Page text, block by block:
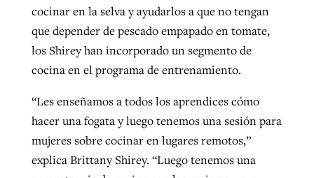
cocinar en la selva y ayudarlos a que no tengan
que depender de pescado empapado en tomate,
los Shirey han incorporado un segmento de
cocina en el programa de entrenamiento.
“Les enseñamos a todos los aprendices cómo
hacer una fogata y luego tenemos una sesión para
mujeres sobre cocinar en lugares remotos,”
explica Brittany Shirey. “Luego tenemos una